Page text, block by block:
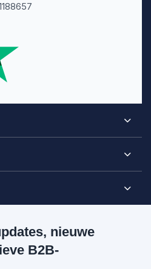
nieuwe
B2B-